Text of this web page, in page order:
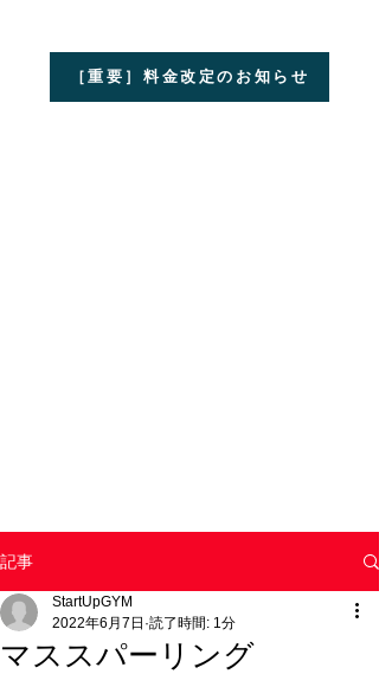
［重要］料金改定のお知らせ
記事
マススパーリング
StartUpGYM
2022年6月7日 読了時間: 1分